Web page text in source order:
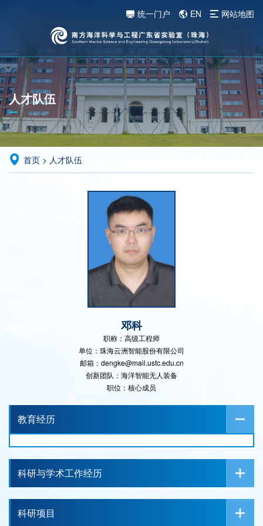
统一门户 EN 网站地图
人才队伍
首页 > 人才队伍
邓科
职称：高级工程师
单位：珠海云洲智能股份有限公司
邮箱：dengke@mail.ustc.edu.cn
创新团队：海洋智能无人装备
职位：核心成员
教育经历
科研与学术工作经历
科研项目